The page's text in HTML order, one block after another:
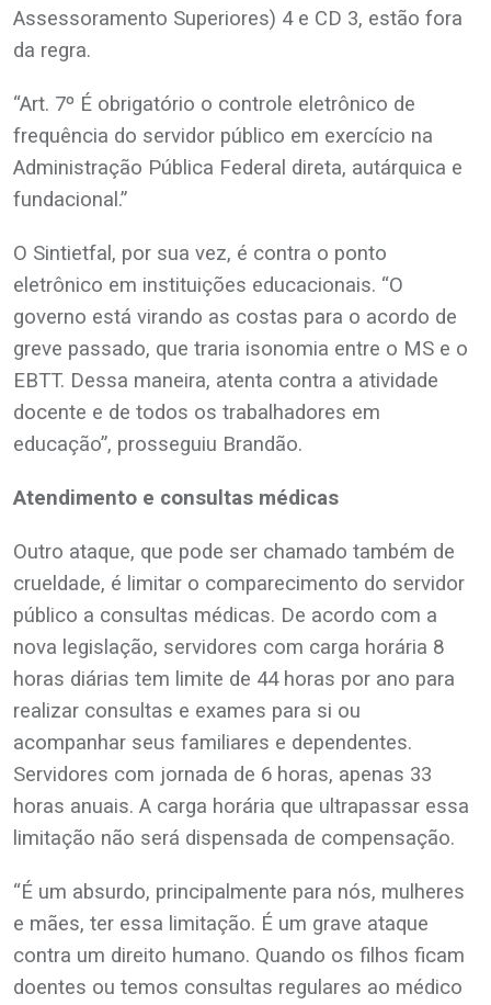
Assessoramento Superiores) 4 e CD 3, estão fora
da regra.
“Art. 7º É obrigatório o controle eletrônico de
frequência do servidor público em exercício na
Administração Pública Federal direta, autárquica e
fundacional.”
O Sintietfal, por sua vez, é contra o ponto
eletrônico em instituições educacionais. “O
governo está virando as costas para o acordo de
greve passado, que traria isonomia entre o MS e o
EBTT. Dessa maneira, atenta contra a atividade
docente e de todos os trabalhadores em
educação”, prosseguiu Brandão.
Atendimento e consultas médicas
Outro ataque, que pode ser chamado também de
crueldade, é limitar o comparecimento do servidor
público a consultas médicas. De acordo com a
nova legislação, servidores com carga horária 8
horas diárias tem limite de 44 horas por ano para
realizar consultas e exames para si ou
acompanhar seus familiares e dependentes.
Servidores com jornada de 6 horas, apenas 33
horas anuais. A carga horária que ultrapassar essa
limitação não será dispensada de compensação.
“É um absurdo, principalmente para nós, mulheres
e mães, ter essa limitação. É um grave ataque
contra um direito humano. Quando os filhos ficam
doentes ou temos consultas regulares ao médico